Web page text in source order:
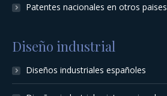
Patentes nacionales en otros paises
Diseño industrial
Diseños industriales españoles